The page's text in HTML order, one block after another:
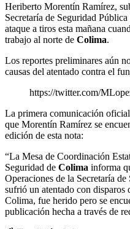
Heriberto Morentín Ramírez,
Secretaría de Seguridad Pública
ataque a tiros esta mañana
trabajo al norte de Colima.
Los reportes preliminares aún
causas del atentado contra el
https://twitter.com/
La primera comunicación
que Morentín Ramírez se
edición de esta nota:
“La Mesa de Coordinación
Seguridad de Colima informa
Operaciones de la Secretaría
sufrió un atentado con
Colima, fue herido pero se
publicación hecha a través de